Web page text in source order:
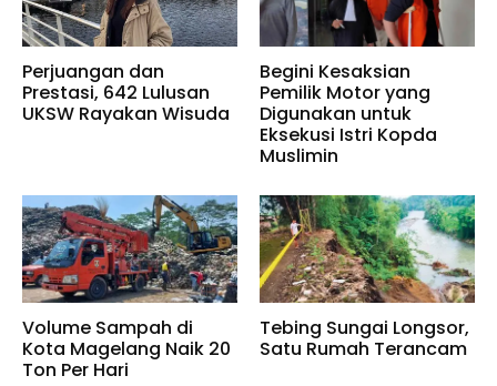
Perjuangan dan
Prestasi, 642 Lulusan
UKSW Rayakan Wisuda
Begini Kesaksian
Pemilik Motor yang
Digunakan untuk
Eksekusi Istri Kopda
Muslimin
Volume Sampah di
Kota Magelang Naik 20
Ton Per Hari
Tebing Sungai Longsor,
Satu Rumah Terancam